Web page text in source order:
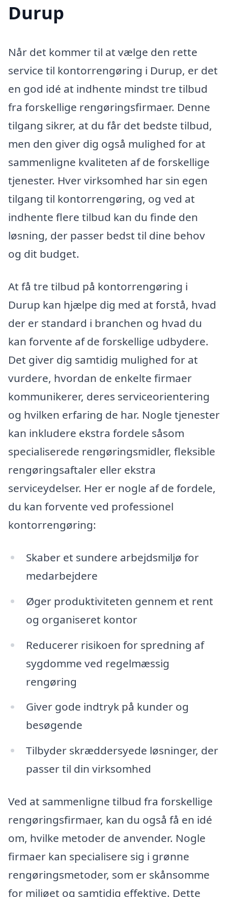
Durup
Når det kommer til at vælge den rette
service til kontorrengøring i Durup, er det
en god idé at indhente mindst tre tilbud
fra forskellige rengøringsfirmaer. Denne
tilgang sikrer, at du får det bedste tilbud,
men den giver dig også mulighed for at
sammenligne kvaliteten af de forskellige
tjenester. Hver virksomhed har sin egen
tilgang til kontorrengøring, og ved at
indhente flere tilbud kan du finde den
løsning, der passer bedst til dine behov
og dit budget.
At få tre tilbud på kontorrengøring i
Durup kan hjælpe dig med at forstå, hvad
der er standard i branchen og hvad du
kan forvente af de forskellige udbydere.
Det giver dig samtidig mulighed for at
vurdere, hvordan de enkelte firmaer
kommunikerer, deres serviceorientering
og hvilken erfaring de har. Nogle tjenester
kan inkludere ekstra fordele såsom
specialiserede rengøringsmidler, fleksible
rengøringsaftaler eller ekstra
serviceydelser. Her er nogle af de fordele,
du kan forvente ved professionel
kontorrengøring:
Skaber et sundere arbejdsmiljø for
medarbejdere
Øger produktiviteten gennem et rent
og organiseret kontor
Reducerer risikoen for spredning af
sygdomme ved regelmæssig
rengøring
Giver gode indtryk på kunder og
besøgende
Tilbyder skræddersyede løsninger, der
passer til din virksomhed
Ved at sammenligne tilbud fra forskellige
rengøringsfirmaer, kan du også få en idé
om, hvilke metoder de anvender. Nogle
firmaer kan specialisere sig i grønne
rengøringsmetoder, som er skånsomme
for miljøet og samtidig effektive. Dette